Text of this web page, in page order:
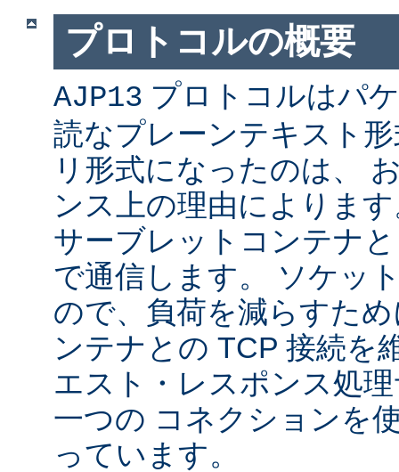
プロトコルの概要
AJP13 プロトコルはパ
読なプレーンテキスト
リ形式になったのは、
ンス上の理由によりま
サーブレットコンテナ
で通信します。 ソケッ
ので、負荷を減らすた
ンテナとの TCP 接続を
エスト・レスポンス処
一つの コネクションを
っています。